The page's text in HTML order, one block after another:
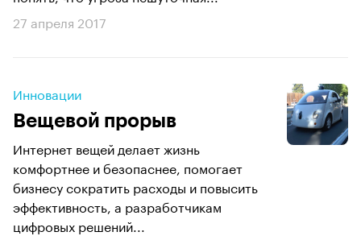
27 апреля 2017
Инновации
Вещевой прорыв
Интернет вещей делает жизнь
комфортнее и безопаснее, помогает
бизнесу сократить расходы и повысить
эффективность, а разработчикам
цифровых решений...